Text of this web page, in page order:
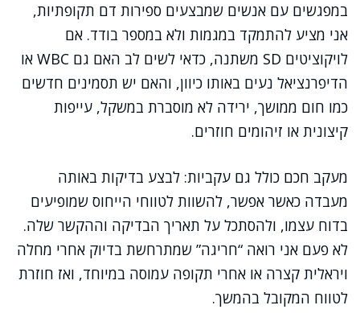
במפגשים עם אנשים שמבצעים ספירות דם תקופתיות,
אני מציע להתמקד במגמות ולא במספר בודד. אם
לויקוציטים SD משתנה, כדאי לשים לב האם גם WBC או
הדיפרנציאל נעים באותו כיוון, והאם יש תסמינים חדשים
כמו חום ממושך, ירידה לא מוסברת במשקל, עייפות
קיצונית או זיהומים חוזרים.
מעקב חכם כולל גם עקביות: לבצע בדיקות באותה
מעבדה כאשר אפשר, להשוות לטווחי הייחוס שמופיעים
בדוח עצמו, ולהסתכל על תאריך הבדיקה וההקשר שלה.
לא פעם אני רואה “חריגה” שמתרחשת בדיוק אחרי מחלה
ויראלית קצרה או אחרי תקופה עמוסה במיוחד, ואז חוזרת
לטווח המקובל בהמשך.